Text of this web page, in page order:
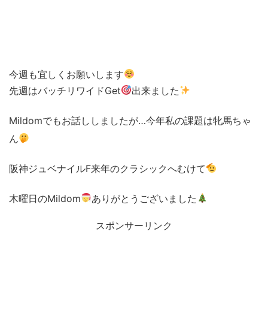
今週も宜しくお願いします
先週はバッチリワイドGet
出来ました
Mildomでもお話ししましたが…今年私の課題は牝馬ちゃ
ん
阪神ジュベナイルF来年のクラシックへむけて
木曜日のMildom ありがとうございました
スポンサーリンク